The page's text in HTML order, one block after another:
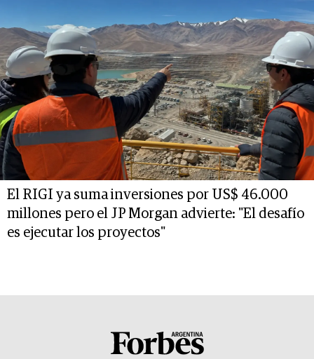
El RIGI ya suma inversiones por US$ 46.000
millones pero el JP Morgan advierte: "El desafío
es ejecutar los proyectos"